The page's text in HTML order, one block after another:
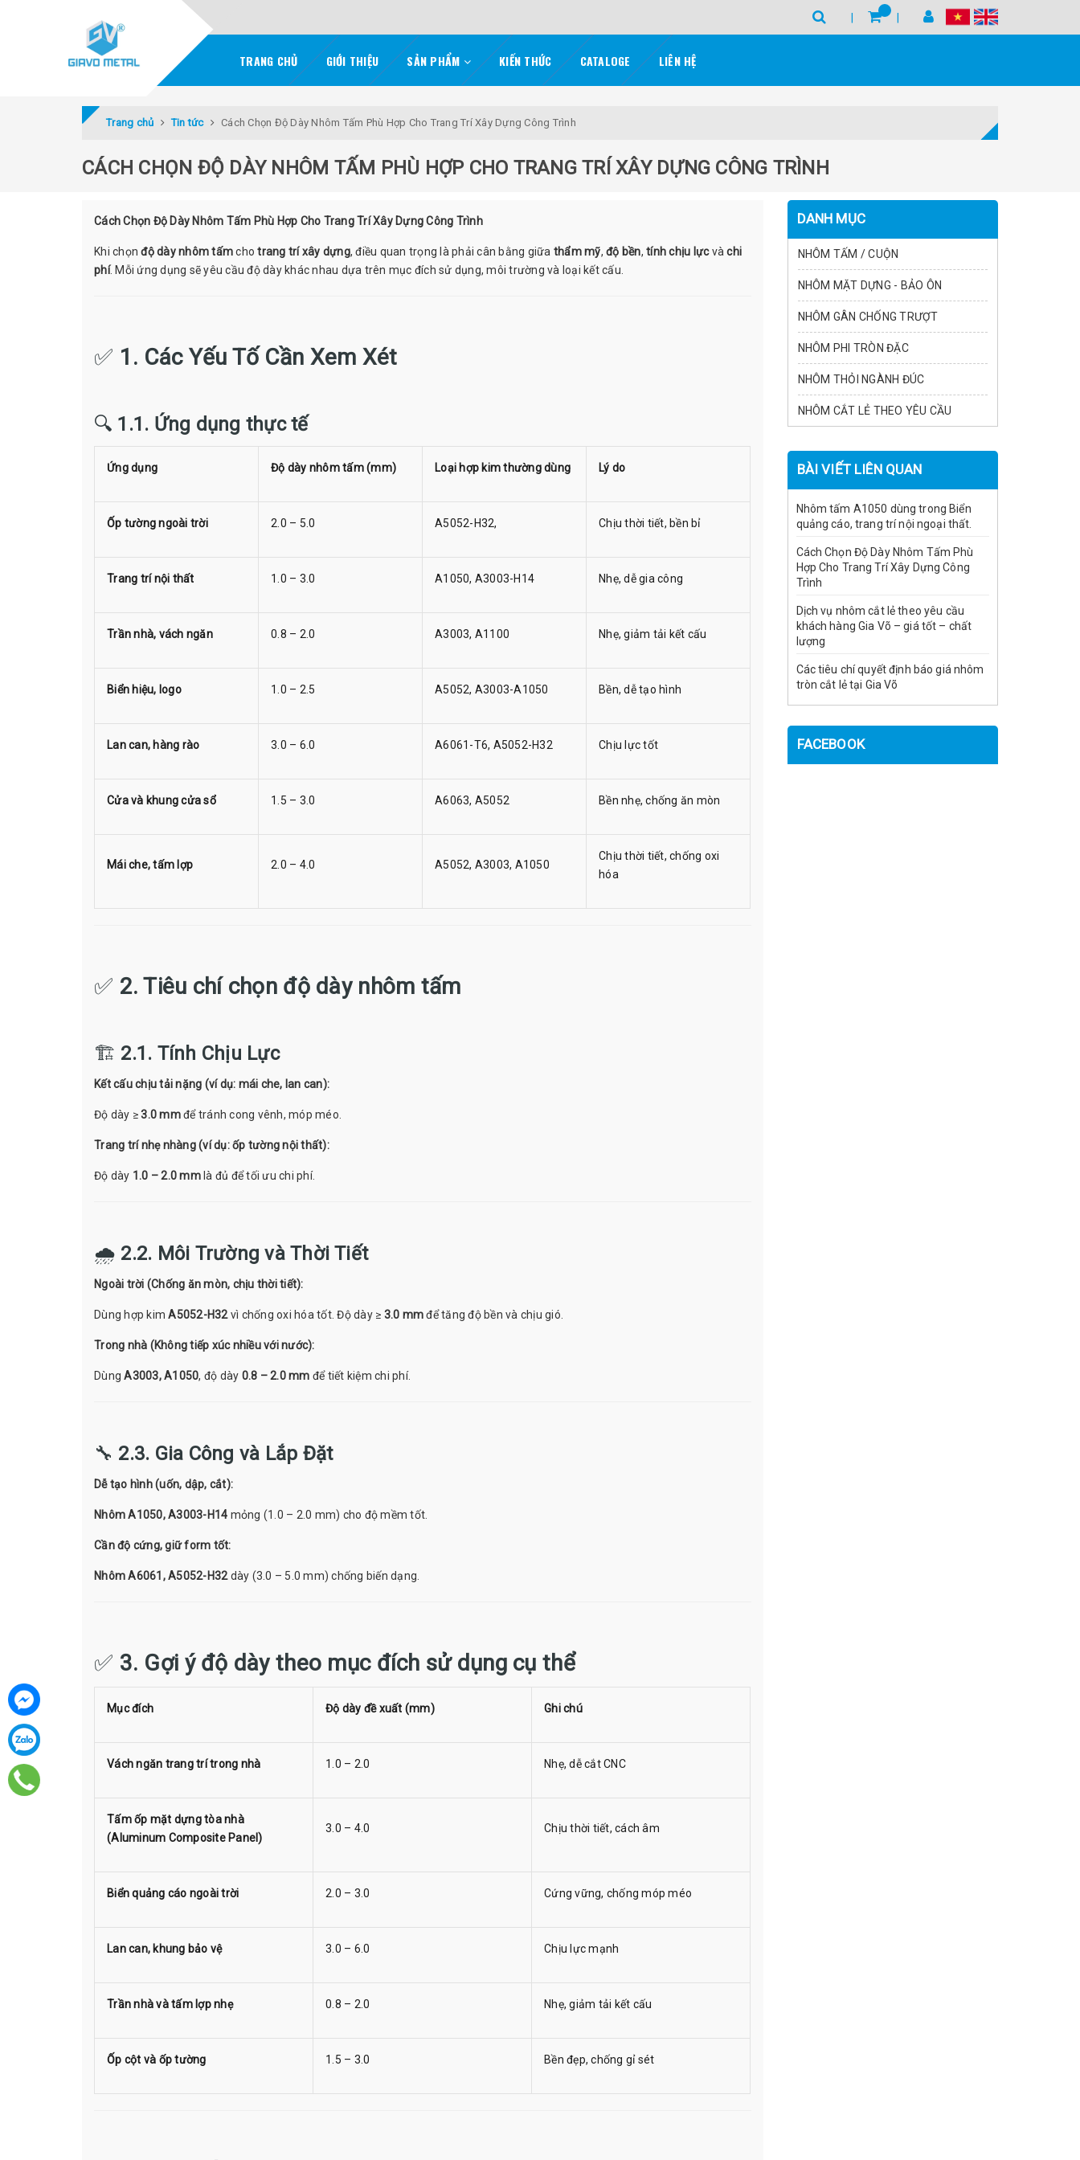
TRANG CHỦ GIỚI THIỆU SẢN PHẨM KIẾN THỨC CATALOGE LIÊN HỆ
Trang chủ Tin tức Cách Chọn Độ Dày Nhôm Tấm Phù Hợp Cho Trang Trí Xây Dựng Công Trình
CÁCH CHỌN ĐỘ DÀY NHÔM TẤM PHÙ HỢP CHO TRANG TRÍ XÂY DỰNG CÔNG TRÌNH
Cách Chọn Độ Dày Nhôm Tấm Phù Hợp Cho Trang Trí Xây Dựng Công Trình
Khi chọnđộ dày nhôm tấmchotrang trí xây dựng, điều quan trọng là phải cân bằng giữa thẩm mỹ, độ bền, tính chịu lựcvàchi
phí. Mỗi ứng dụng sẽ yêu cầu độ dày khác nhau dựa trên mục đích sử dụng, môi trường và loại kết cấu.
✅ 1. Các Yếu Tố Cần Xem Xét
🔍 1.1. Ứng dụng thực tế
Ứng dụng Độ dày nhôm tấm (mm) Loại hợp kim thường dùng Lý do
Ốp tường ngoài trời 2.0 – 5.0 A5052-H32, Chịu thời tiết, bền bỉ
Trang trí nội thất 1.0 – 3.0 A1050, A3003-H14 Nhẹ, dễ gia công
Trần nhà, vách ngăn 0.8 – 2.0 A3003, A1100 Nhẹ, giảm tải kết cấu
Biển hiệu, logo 1.0 – 2.5 A5052, A3003-A1050 Bền, dễ tạo hình
Lan can, hàng rào 3.0 – 6.0 A6061-T6, A5052-H32 Chịu lực tốt
Cửa và khung cửa sổ 1.5 – 3.0 A6063, A5052 Bền nhẹ, chống ăn mòn
Mái che, tấm lợp 2.0 – 4.0 A5052, A3003, A1050
Chịu thời tiết, chống oxi
hóa
✅ 2. Tiêu chí chọn độ dày nhôm tấm
🏗️ 2.1. Tính Chịu Lực
Kết cấu chịu tải nặng (ví dụ: mái che, lan can):
Độ dày ≥3.0 mmđể tránh cong vênh, móp méo.
Trang trí nhẹ nhàng (ví dụ: ốp tường nội thất):
Độ dày 1.0 – 2.0 mmlà đủ để tối ưu chi phí.
🌧️ 2.2. Môi Trường và Thời Tiết
Ngoài trời (Chống ăn mòn, chịu thời tiết):
Dùng hợp kimA5052-H32vì chống oxi hóa tốt. Độ dày ≥ 3.0 mmđể tăng độ bền và chịu gió.
Trong nhà (Không tiếp xúc nhiều với nước):
DùngA3003, A1050, độ dày 0.8 – 2.0 mm để tiết kiệm chi phí.
🔧 2.3. Gia Công và Lắp Đặt
Dễ tạo hình (uốn, dập, cắt):
Nhôm A1050, A3003-H14 mỏng (1.0 – 2.0 mm) cho độ mềm tốt.
Cần độ cứng, giữ form tốt:
Nhôm A6061, A5052-H32dày (3.0 – 5.0 mm) chống biến dạng.
✅ 3. Gợi ý độ dày theo mục đích sử dụng cụ thể
Mục đích Độ dày đề xuất (mm) Ghi chú
Vách ngăn trang trí trong nhà 1.0 – 2.0 Nhẹ, dễ cắt CNC
Tấm ốp mặt dựng tòa nhà
(Aluminum Composite Panel)
3.0 – 4.0 Chịu thời tiết, cách âm
Biển quảng cáo ngoài trời 2.0 – 3.0 Cứng vững, chống móp méo
Lan can, khung bảo vệ 3.0 – 6.0 Chịu lực mạnh
Trần nhà và tấm lợp nhẹ 0.8 – 2.0 Nhẹ, giảm tải kết cấu
Ốp cột và ốp tường 1.5 – 3.0 Bền đẹp, chống gỉ sét
DANH MỤC
NHÔM TẤM / CUỘN
NHÔM MẶT DỰNG - BẢO ÔN
NHÔM GÂN CHỐNG TRƯỢT
NHÔM PHI TRÒN ĐẶC
NHÔM THỎI NGÀNH ĐÚC
NHÔM CẮT LẺ THEO YÊU CẦU
BÀI VIẾT LIÊN QUAN
Nhôm tấm A1050 dùng trong Biển
quảng cáo, trang trí nội ngoại thất.
Cách Chọn Độ Dày Nhôm Tấm Phù
Hợp Cho Trang Trí Xây Dựng Công
Trình
Dịch vụ nhôm cắt lẻ theo yêu cầu
khách hàng Gia Võ – giá tốt – chất
lượng
Các tiêu chí quyết định báo giá nhôm
tròn cắt lẻ tại Gia Võ
FACEBOOK